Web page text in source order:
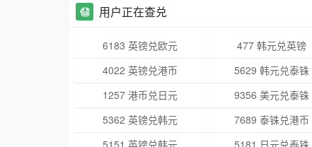
用户正在查兑
6183 英镑兑欧元 477 韩元兑英镑
4022 英镑兑港币
5629 韩元兑泰铢
1257 港币兑日元
9356 美元兑泰铢
5362 英镑兑韩元
7689 泰铢兑港币